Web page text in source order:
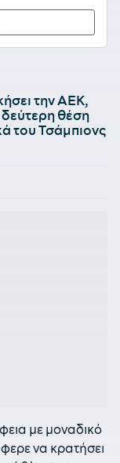
την ΑΕΚ,
θέση
του Τσάμπιονς
με μοναδικό
να κρατήσει